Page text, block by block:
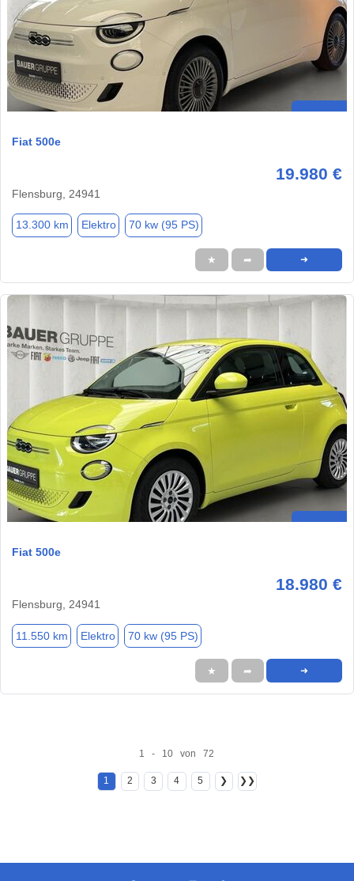
Fiat 500e
19.980 €
Flensburg, 24941
13.300 km Elektro 70 kw (95 PS)
★ ➦ ➜
Fiat 500e
18.980 €
Flensburg, 24941
11.550 km Elektro 70 kw (95 PS)
★ ➦ ➜
1 - 10 von 72
1 2 3 4 5 ❯ ❯❯